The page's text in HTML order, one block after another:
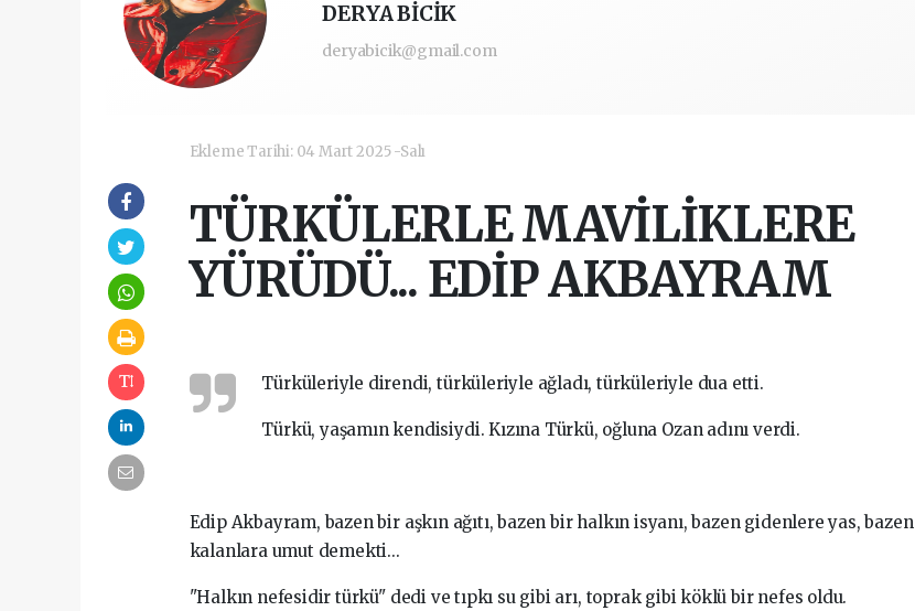
DERYA BİCİK
deryabicik@gmail.com
Ekleme Tarihi: 04 Mart 2025 -Salı
TÜRKÜLERLE MAVİLİKLERE
YÜRÜDÜ... EDİP AKBAYRAM
Türküleriyle direndi, türküleriyle ağladı, türküleriyle dua etti.
Türkü, yaşamın kendisiydi. Kızına Türkü, oğluna Ozan adını verdi.
Edip Akbayram, bazen bir aşkın ağıtı, bazen bir halkın isyanı, bazen gidenlere yas, bazen
kalanlara umut demekti...
"Halkın nefesidir türkü" dedi ve tıpkı su gibi arı, toprak gibi köklü bir nefes oldu.